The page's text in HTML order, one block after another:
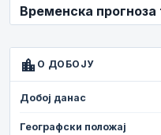
Временска прогноза
location_city О ДОБОЈУ
Добој данас
Географски положај